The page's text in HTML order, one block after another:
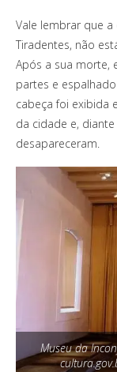
Vale lembrar que a
Tiradentes, não
Após a sua morte,
partes e
cabeça foi exibida
da cidade e,
desapareceram.
Museu da